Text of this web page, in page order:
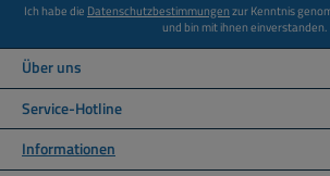
Ich habe die Datenschutzbestimmungenzur Kenntnis
und bin mit ihnen einverstanden.
Über uns
Service-Hotline
Informationen